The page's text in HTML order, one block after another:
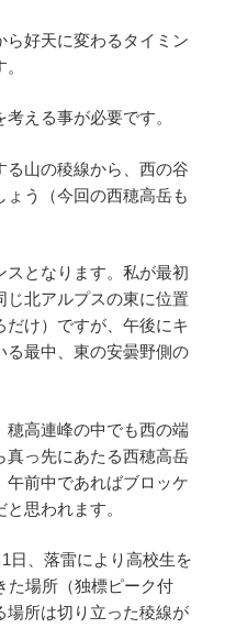
ら好天に変わるタイミン
える事が必要です。
山の稜線から、西の谷
う（今回の西穂高岳も
となります。私が最初
じ北アルプスの東に位置
け）ですが、午後にキ
る最中、東の安曇野側の
穂高連峰の中でも西の端
真っ先にあたる西穂高岳
前中であればブロッケ
思われます。
日、落雷により高校生を
た場所（独標ピーク付
場所は切り立った稜線が